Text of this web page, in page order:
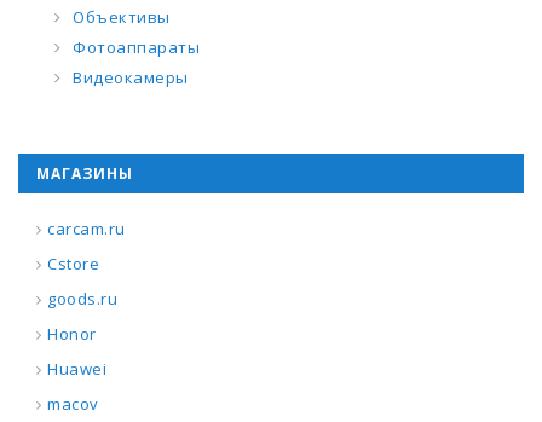
Объективы
Фотоаппараты
Видеокамеры
МАГАЗИНЫ
carcam.ru
Cstore
goods.ru
Honor
Huawei
macov